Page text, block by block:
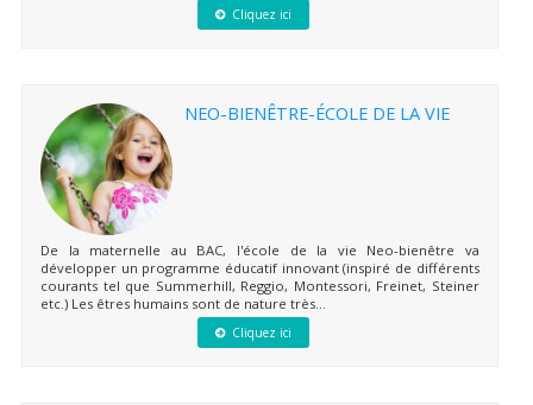
Cliquez ici
NEO-BIENÊTRE-ÉCOLE DE LA VIE
De la maternelle au BAC, l'école de la vie Neo-bienêtre va
développer un programme éducatif innovant (inspiré de différents
courants tel que Summerhill, Reggio, Montessori, Freinet, Steiner
etc.) Les êtres humains sont de nature très...
Cliquez ici